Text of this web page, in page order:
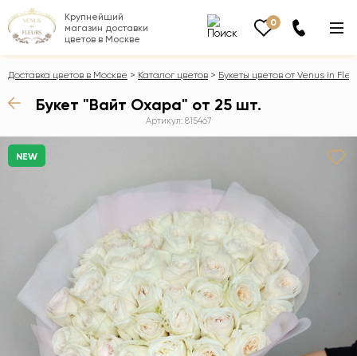
Крупнейший
магазин доставки
цветов в Москве
0
Доставка цветов в Москве Каталог цветов Букеты цветов от Venus in
Букет "Вайт Охара" от 25 шт.
Артикул: 815467
NEW